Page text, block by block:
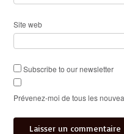
Site web
Subscribe to our newsletter
Prévenez-moi de tous les